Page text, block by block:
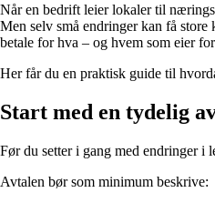
Når en bedrift leier lokaler til
Men selv små endringer kan få
betale for hva – og hvem som eier
Her får du en praktisk guide til
Start med en tydelig
Før du setter i gang med endringer i
Avtalen bør som minimum beskrive: